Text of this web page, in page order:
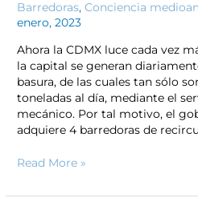
Barredoras,Conciencia
enero, 2023
Ahora la CDMX luce cada vez
la capital se generan
basura, de las cuales tan sólo
toneladas al día, mediante el
mecánico. Por tal motivo, el
adquiere 4 barredoras de
Read More »